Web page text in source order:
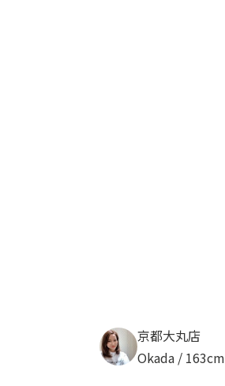
京都大丸店
Okada / 163cm